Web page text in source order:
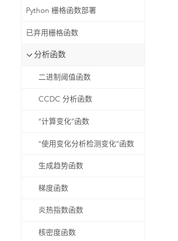
Python 栅格函数部署
已弃用栅格函数
分析函数
二进制阈值函数
CCDC 分析函数
“计算变化”函数
“使用变化分析检测变化”函数
生成趋势函数
梯度函数
炎热指数函数
核密度函数